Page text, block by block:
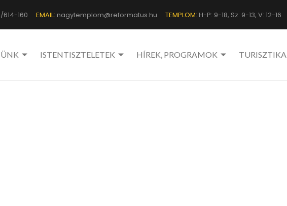
160 EMAIL: nagytemplom@reformatus.hu TEMPLOM: H-P: 9-18, Sz: 9-13, V: 12-16
ISTENTISZTELETEK HÍREK, PROGRAMOK TURISZTIKA